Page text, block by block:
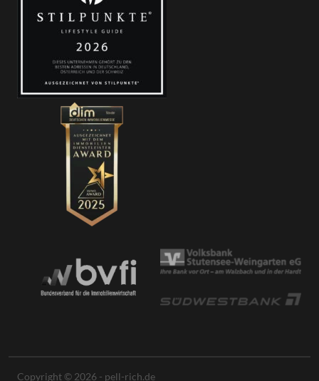
Copyright © 2026 - pell-rich.de